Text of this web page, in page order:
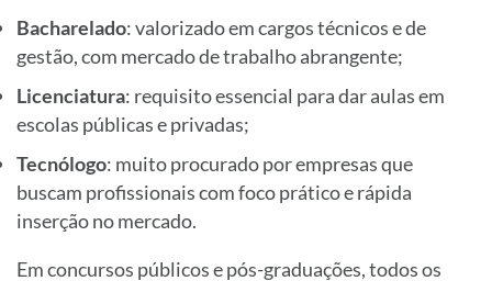
Bacharelado: valorizado em cargos técnicos e de
gestão, com mercado de trabalho abrangente;
Licenciatura: requisito essencial para dar aulas em
escolas públicas e privadas;
Tecnólogo: muito procurado por empresas que
buscam profissionais com foco prático e rápida
inserção no mercado.
Em concursos públicos e pós-graduações, todos os